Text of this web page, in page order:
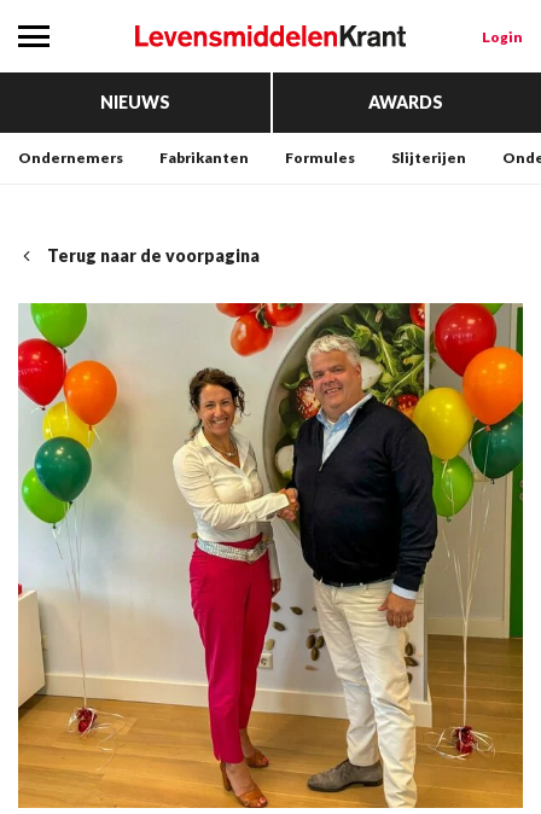
Login
NIEUWS AWARDS
Ondernemers Fabrikanten Formules Slijterijen
Terug naar de voorpagina